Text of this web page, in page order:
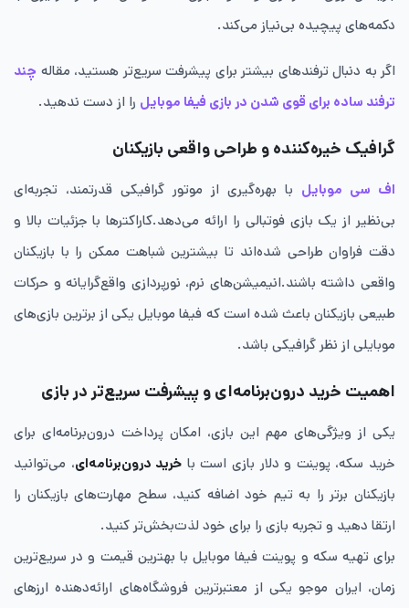
دکمه‌های پیچیده بی‌نیاز می‌کند.
اگر به دنبال ترفندهای بیشتر برای پیشرفت سریع‌تر هستید، مقاله چند
ترفند ساده برای قوی شدن در بازی فیفا موبایل را از دست ندهید.
گرافیک خیره‌کننده و طراحی واقعی بازیکنان
اف سی موبایل با بهره‌گیری از موتور گرافیکی قدرتمند، تجربه‌ای
بی‌نظیر از یک بازی فوتبالی را ارائه می‌دهد.کاراکترها با جزئیات بالا و
دقت فراوان طراحی شده‌اند تا بیشترین شباهت ممکن را با بازیکنان
واقعی داشته باشند.انیمیشن‌های نرم، نورپردازی واقع‌گرایانه و حرکات
طبیعی بازیکنان باعث شده است که فیفا موبایل یکی از برترین بازی‌های
موبایلی از نظر گرافیکی باشد.
اهمیت خرید درون‌برنامه‌ای و پیشرفت سریع‌تر در بازی
یکی از ویژگی‌های مهم این بازی، امکان پرداخت درون‌برنامه‌ای برای
خرید سکه، پوینت و دلار بازی است با خرید درون‌برنامه‌ای، می‌توانید
بازیکنان برتر را به تیم خود اضافه کنید، سطح مهارت‌های بازیکنان را
ارتقا دهید و تجربه بازی را برای خود لذت‌بخش‌تر کنید.
برای تهیه سکه و پوینت فیفا موبایل با بهترین قیمت و در سریع‌ترین
زمان، ایران موجو یکی از معتبرترین فروشگاه‌های ارائه‌دهنده ارزهای